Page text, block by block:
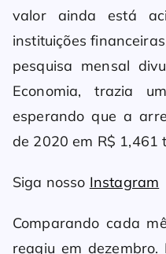
valor ainda está
instituições
pesquisa mensal
Economia, trazia
esperando que a
de 2020 em R$ 1,461
Siga nosso Instagram
Comparando cada
reagiu em